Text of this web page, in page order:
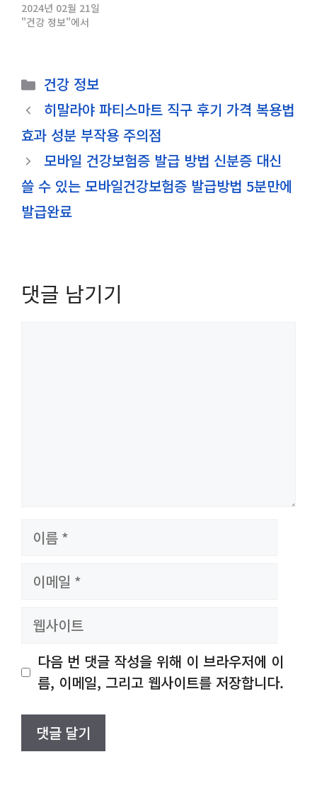
2024년 02월 21일
"건강 정보"에서
카
테
고
리
건강 정보
히말라야 파티스마트 직구 후기 가격 복용법
효과 성분 부작용 주의점
모바일 건강보험증 발급 방법 신분증 대신
쓸 수 있는 모바일건강보험증 발급방법 5분만에
발급완료
댓글 남기기
트
다음 번 댓글 작성을 위해 이 브라우저에 이
름, 이메일, 그리고 웹사이트를 저장합니다.